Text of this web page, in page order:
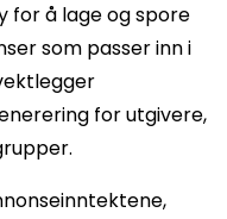
for å lage og spore
som passer inn i
for utgivere,